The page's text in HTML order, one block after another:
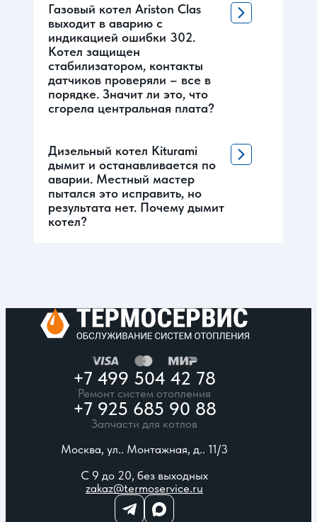
Газовый котел Ariston Clas
выходит в аварию с
индикацией ошибки 302.
Котел защищен
стабилизатором, контакты
датчиков проверяли – все в
порядке. Значит ли это, что
сгорела центральная плата?
Дизельный котел Kiturami
дымит и останавливается по
аварии. Местный мастер
пытался это исправить, но
результата нет. Почему дымит
котел?
+7 499 504 42 78
Ремонт систем отопления
+7 925 685 90 88
Запчасти для котлов
Москва, ул.. Монтажная, д.. 11/3
С 9 до 20, без выходных
zakaz@termoservice.ru